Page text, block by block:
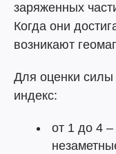
заряженных
Когда они
возникают
Для оценки силы
индекс:
от 1 до 4